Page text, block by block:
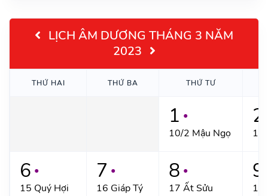
LỊCH ÂM DƯƠNG THÁNG 3 NĂM
2023
THỨ HAI THỨ BA THỨ TƯ
1 ●
10/2 Mậu Ngọ
2
11
6 ●
15 Quý Hợi
7 ●
16 Giáp Tý
8 ●
17 Ất Sửu
9
18